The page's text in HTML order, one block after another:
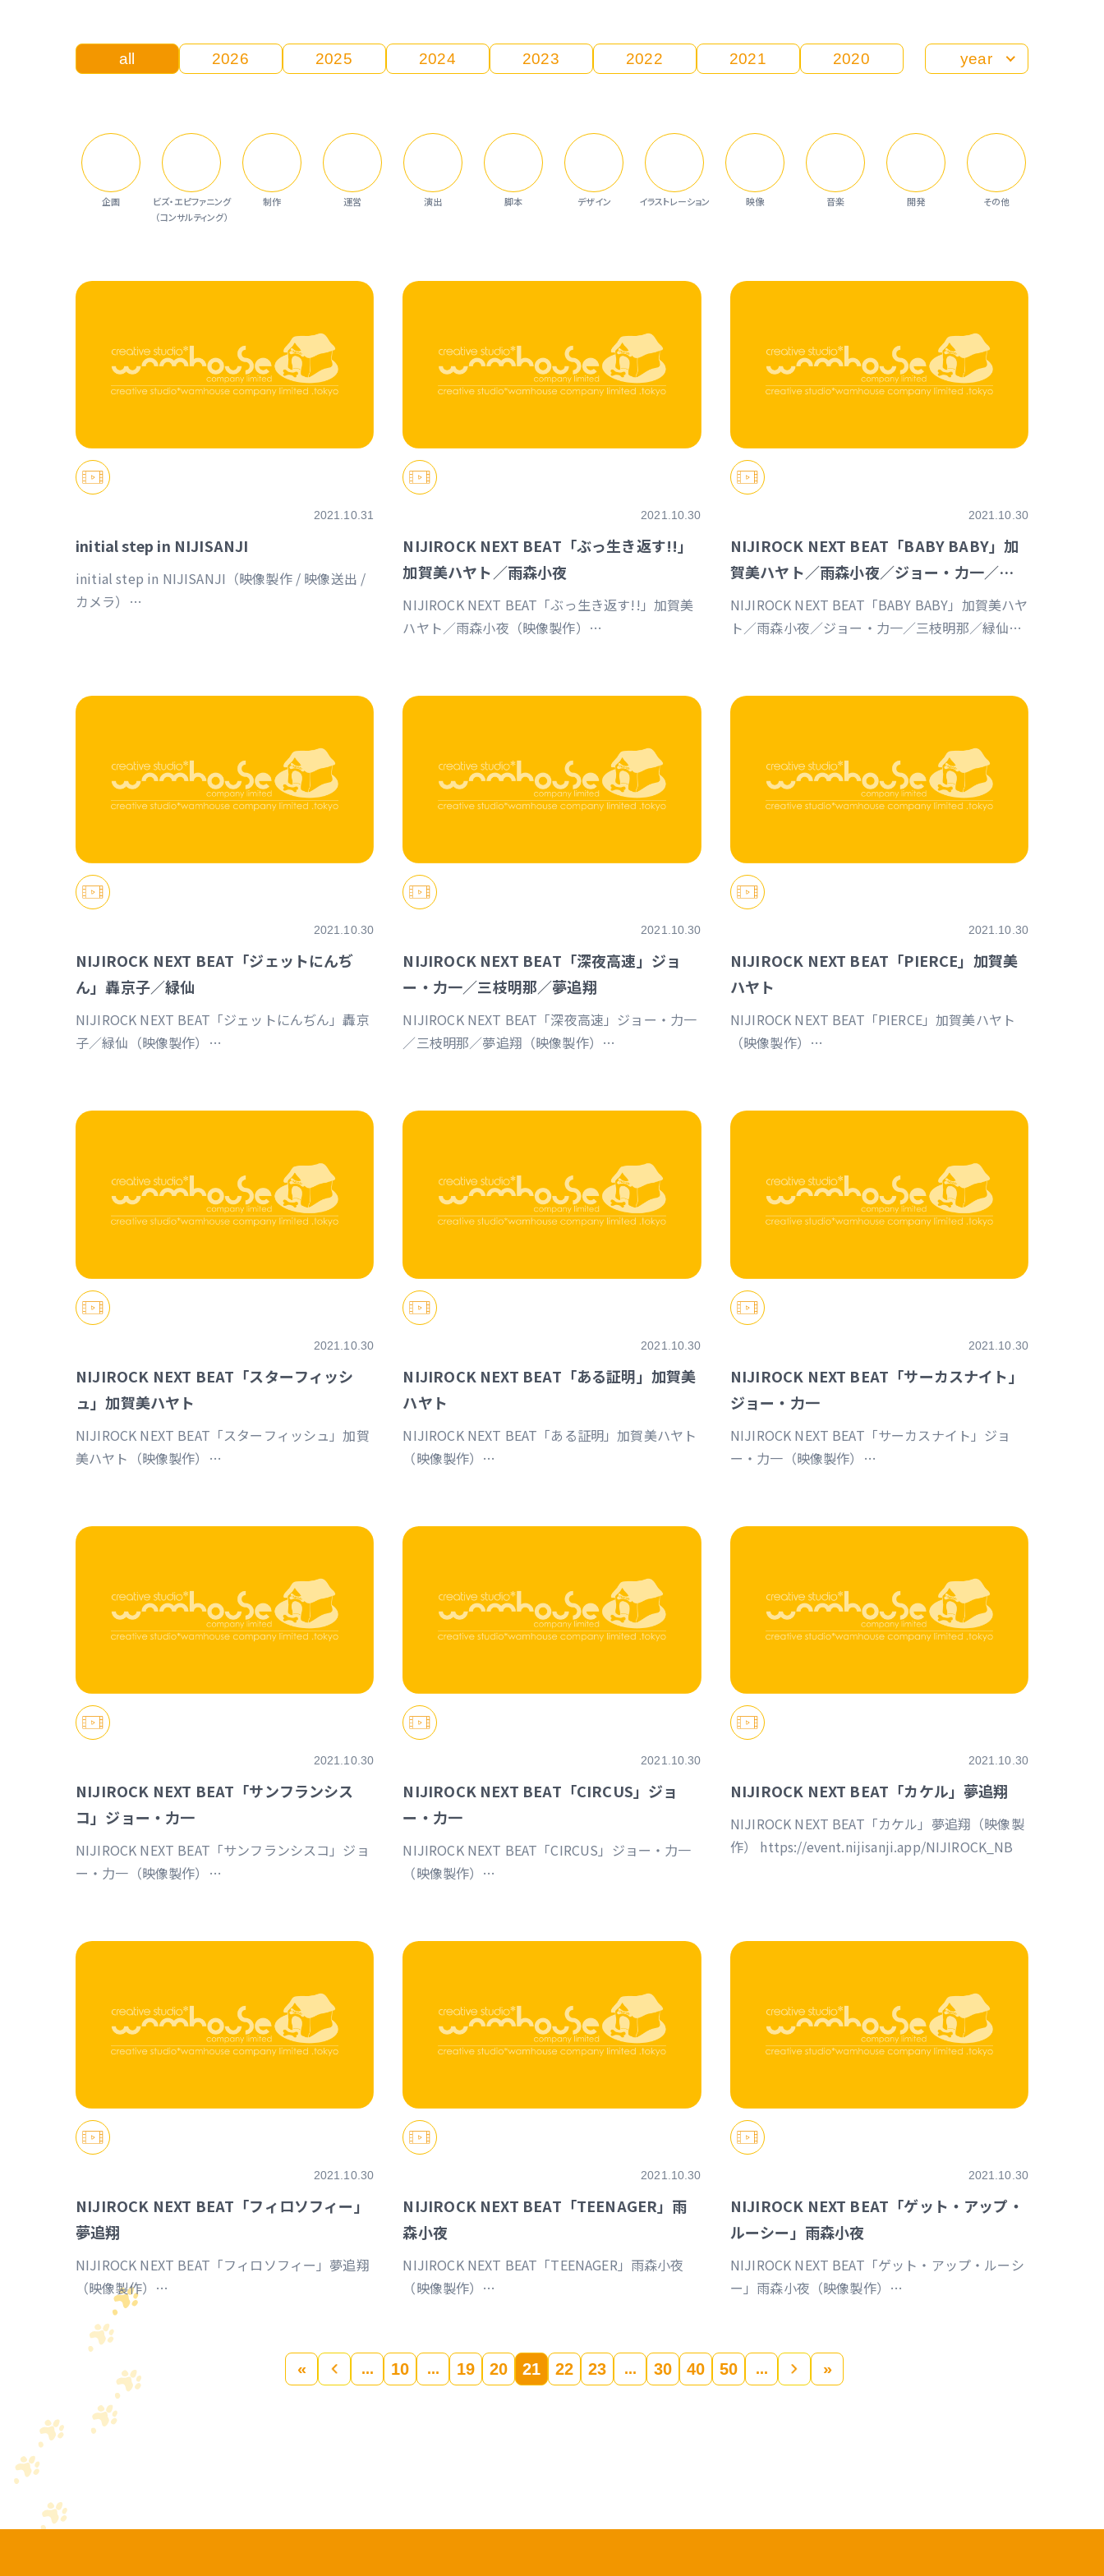
all 2026 2025 2024 2023 2022 2021 2020 year
企画
ビズ・エピファニング
（コンサルティング）
制作 運営 演出 脚本 デザイン イラストレーション 映像 音楽 開発 その他
2021.10.31
initial step in NIJISANJI
initial step in NIJISANJI（映像製作 / 映像送出 /
カメラ）
2021.10.30
NIJIROCK NEXT BEAT「ぶっ生き返す!!」
加賀美ハヤト／雨森小夜
NIJIROCK NEXT BEAT「ぶっ生き返す!!」加賀美
ハヤト／雨森小夜（映像製作）
2021.10.30
NIJIROCK NEXT BEAT「BABY BABY」加
賀美ハヤト／雨森小夜／ジョー・力一／三
枝明那／緑仙／轟京子／夢追翔
NIJIROCK NEXT BEAT「BABY BABY」加賀美ハヤ
ト／雨森小夜／ジョー・力一／三枝明那／緑仙／
2021.10.30
NIJIROCK NEXT BEAT「ジェットにんぢ
ん」轟京子／緑仙
NIJIROCK NEXT BEAT「ジェットにんぢん」轟京
子／緑仙（映像製作）
2021.10.30
NIJIROCK NEXT BEAT「深夜高速」ジョ
ー・力一／三枝明那／夢追翔
NIJIROCK NEXT BEAT「深夜高速」ジョー・力一
／三枝明那／夢追翔（映像製作）
2021.10.30
NIJIROCK NEXT BEAT「PIERCE」加賀美
ハヤト
NIJIROCK NEXT BEAT「PIERCE」加賀美ハヤト
（映像製作）
2021.10.30
NIJIROCK NEXT BEAT「スターフィッシ
ュ」加賀美ハヤト
NIJIROCK NEXT BEAT「スターフィッシュ」加賀
美ハヤト（映像製作）
2021.10.30
NIJIROCK NEXT BEAT「ある証明」加賀美
ハヤト
NIJIROCK NEXT BEAT「ある証明」加賀美ハヤト
（映像製作）
2021.10.30
NIJIROCK NEXT BEAT「サーカスナイト」
ジョー・力一
NIJIROCK NEXT BEAT「サーカスナイト」ジョ
ー・力一（映像製作）
2021.10.30
NIJIROCK NEXT BEAT「サンフランシス
コ」ジョー・力一
NIJIROCK NEXT BEAT「サンフランシスコ」ジョ
ー・力一（映像製作）
2021.10.30
NIJIROCK NEXT BEAT「CIRCUS」ジョ
ー・力一
NIJIROCK NEXT BEAT「CIRCUS」ジョー・力一
（映像製作）
2021.10.30
NIJIROCK NEXT BEAT「カケル」夢追翔
NIJIROCK NEXT BEAT「カケル」夢追翔（映像製
作） https://event.nijisanji.app/NIJIROCK_NB
2021.10.30
NIJIROCK NEXT BEAT「フィロソフィー」
夢追翔
NIJIROCK NEXT BEAT「フィロソフィー」夢追翔
（映像製作）
https://event.nijisanji.app/NIJIROCK_NB
2021.10.30
NIJIROCK NEXT BEAT「TEENAGER」雨
森小夜
NIJIROCK NEXT BEAT「TEENAGER」雨森小夜
（映像製作）
2021.10.30
NIJIROCK NEXT BEAT「ゲット・アップ・
ルーシー」雨森小夜
NIJIROCK NEXT BEAT「ゲット・アップ・ルーシ
ー」雨森小夜（映像製作）
« « ... 10 ... 19 20 21 22 23 ... 30 40 50 ... » »